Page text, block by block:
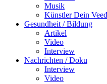
Musik
Künstler Dein
Gesundheit / Bildung
Artikel
Video
Interview
Nachrichten / Doku
Interview
Video